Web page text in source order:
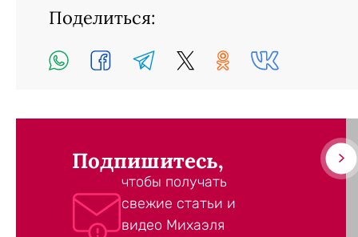
Поделиться:
Подпишитесь,
чтобы получать
свежие статьи и
видео Михаэля